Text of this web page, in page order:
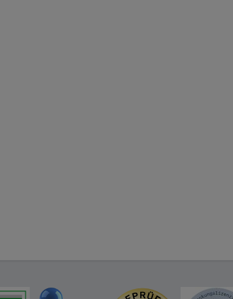
Website weiter für Sie optimieren
auf Drittseiten möglichst relevant für Sie
an Dritte wie z.B. Google oder soziale